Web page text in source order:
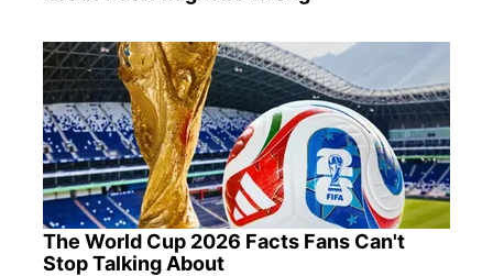
The World Cup 2026 Facts Fans Can't
Stop Talking About